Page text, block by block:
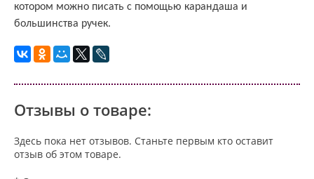
котором можно писать с помощью карандаша и
большинства ручек.
Отзывы о товаре:
Здесь пока нет отзывов. Станьте первым кто оставит
отзыв об этом товаре.